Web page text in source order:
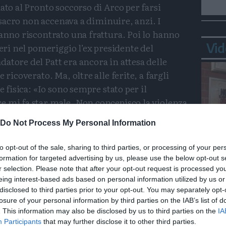
Do Not Process My Personal Information
opt-out of the sale, sharing to third parties, or processing of your
for targeted advertising by us, please use the below opt-out
selection. Please note that after your opt-out request is processed
interest-based ads based on personal information utilized by us
to third parties prior to your opt-out. You may separately
of your personal information by third parties on the IAB’s list of
This information may also be disclosed by us to third parties on the
Participants that may further disclose it to other third parties.
al Pronto soccorso di Arco per farsi
non accenava a diminuire, anzi. I
riscontrato una frattura. Poi lo hanno
nel pomeriggio l’ex presidente del
del Patt era ancora in attesa delle
ricoverato. Ma, oltre alle ferite, a fargli
fisica: «Io sono sempre stato per il
mi fa star male. Non concepisco la violenza
mi amareggia proprio. Trento è una città
al confronto corretto tra le diverse
questa non merita quello che è successo.
sua immagine e un clima civile». Tretter,
«Ero andato a Trento ad accompagnare
Poi mi sono fermato in farmacia quando
salutarlo. Io con quel banchetto non
che sono uno che non può stare fermo